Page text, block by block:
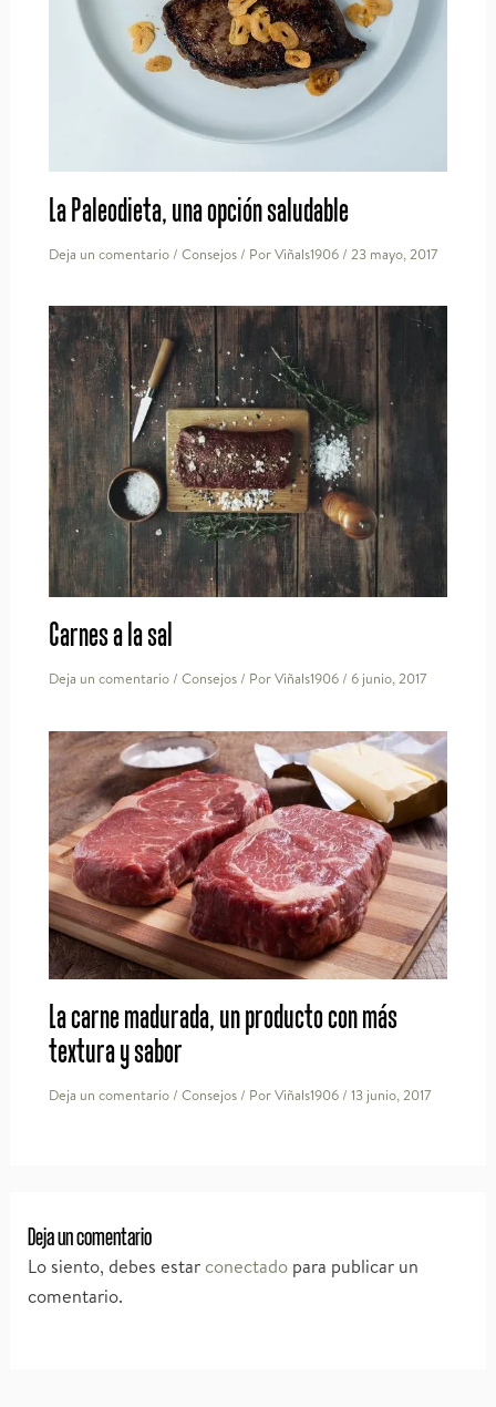
La Paleodieta, una opción saludable
Deja un comentario / Consejos/ PorViñals1906 / 23 mayo, 2017
Carnes a la sal
Deja un comentario / Consejos/ PorViñals1906 / 6 junio, 2017
La carne madurada, un producto con más
textura y sabor
Deja un comentario / Consejos/ PorViñals1906 / 13 junio, 2017
Deja un comentario
Lo siento, debes estar conectado para publicar un
comentario.